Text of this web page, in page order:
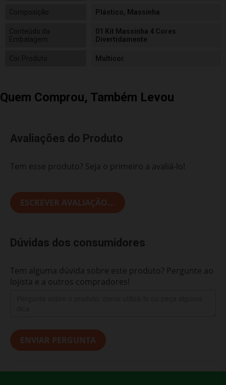
Composição Plástico, Massinha
Conteúdo da
Embalagem
01 Kit Massinha 4 Cores
Divertidamente
Multicor
Quem Comprou, Também Levou
Avaliações do Produto
Tem esse produto? Seja o primeiro a avaliá-lo!
ESCREVER AVALIAÇÃO...
Dúvidas dos consumidores
Tem alguma dúvida sobre este produto? Pergunte ao
lojista e a outros compradores!
ENVIAR PERGUNTA